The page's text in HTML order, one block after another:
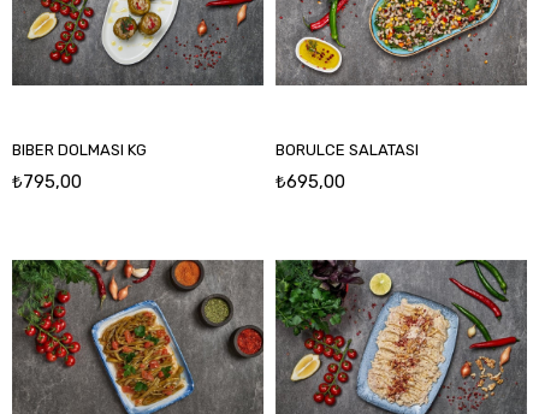
BIBER DOLMASI KG
₺795,00
BORULCE SALATASI
₺695,00